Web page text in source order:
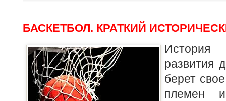
БАСКЕТБОЛ. КРАТКИЙ
История
развития
берет
племен